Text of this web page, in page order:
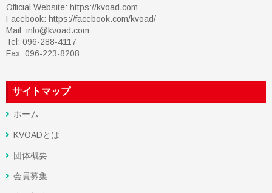
Official Website: https://kvoad.com
Facebook: https://facebook.com/kvoad/
Mail: info@kvoad.com
Tel: 096-288-4117
Fax: 096-223-8208
サイトマップ
ホーム
KVOADとは
団体概要
会員募集